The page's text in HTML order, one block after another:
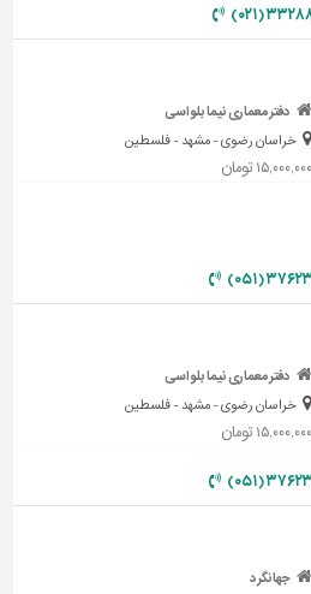
(۰۲۱)
دفتر معماری نیما بلواسی
خراسان رضوی - مشهد - فلسطین
۱۵,۰۰۰,۰۰۰ تومان
(۰۵۱)
دفتر معماری نیما بلواسی
خراسان رضوی - مشهد - فلسطین
۱۵,۰۰۰,۰۰۰ تومان
(۰۵۱)
جهانگرد